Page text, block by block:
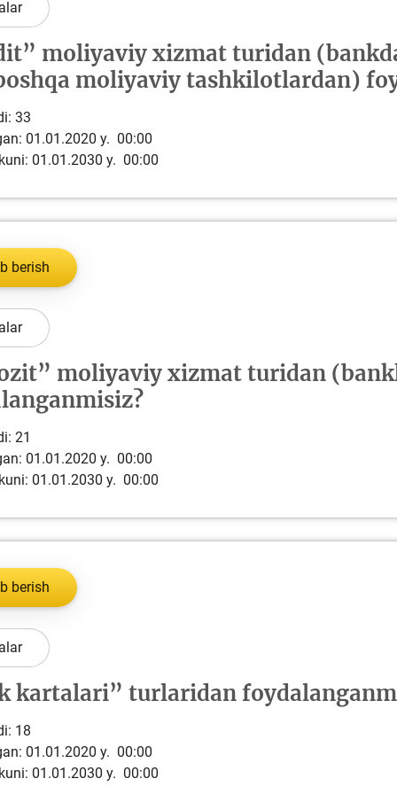
bozori
Pul-kredit
uning
xizmatlari
moliyaviy xizmat turidan
moliyaviy tashkilotlardan)
33
01.01.2020 y. 00:00
01.01.2030 y. 00:00
berish
moliyaviy xizmat turidan
21
01.01.2020 y. 00:00
01.01.2030 y. 00:00
berish
kartalari” turlaridan
18
01.01.2020 y. 00:00
01.01.2030 y. 00:00